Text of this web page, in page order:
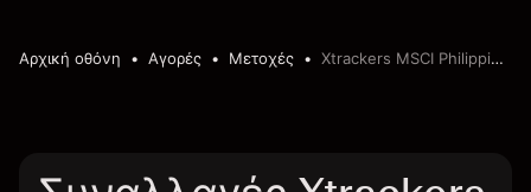
Αρχική οθόνη Αγορές Μετοχές Xtrackers MSCI Philippines UCITS ETF